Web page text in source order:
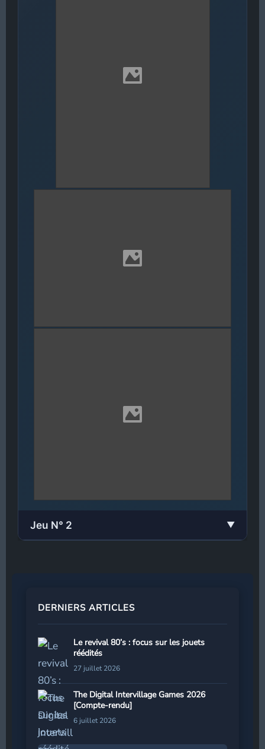
Jeu N° 2 ▼
DERNIERS ARTICLES
Le revival 80’s : focus sur les jouets
réédités
27 juillet 2026
The Digital Intervillage Games 2026
[Compte-rendu]
6 juillet 2026